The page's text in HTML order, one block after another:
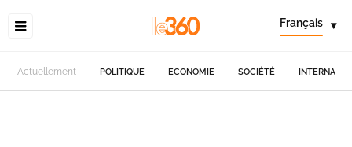
Français ▾
Actuellement POLITIQUE ECONOMIE SOCIÉTÉ